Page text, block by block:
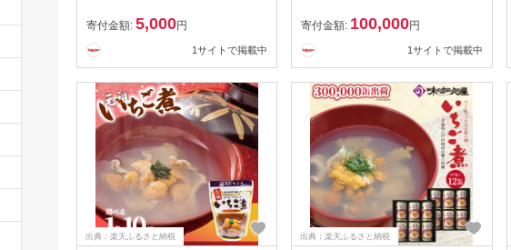
寄付金額: 5,000円
1サイトで掲載中
寄付金額: 100,000円
1サイトで掲載中
出典：楽天ふるさと納税 出典：楽天ふるさと納税